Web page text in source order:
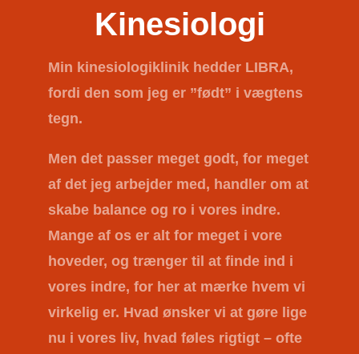
Kinesiologi
Min kinesiologiklinik hedder LIBRA,
fordi den som jeg er ”født” i vægtens
tegn.
Men det passer meget godt, for meget
af det jeg arbejder med, handler om at
skabe balance og ro i vores indre.
Mange af os er alt for meget i vore
hoveder, og trænger til at finde ind i
vores indre, for her at mærke hvem vi
virkelig er. Hvad ønsker vi at gøre lige
nu i vores liv, hvad føles rigtigt – ofte